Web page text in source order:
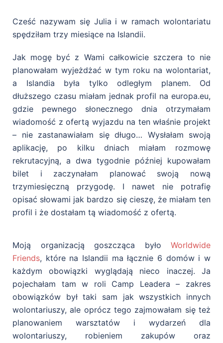
Cześć nazywam się Julia i w ramach wolontariatu
spędziłam trzy miesiące na Islandii.
Jak mogę być z Wami całkowicie szczera to nie
planowałam wyjeżdżać w tym roku na wolontariat,
a Islandia była tylko odległym planem. Od
dłuższego czasu miałam jednak profil na europa.eu,
gdzie pewnego słonecznego dnia otrzymałam
wiadomość z ofertą wyjazdu na ten właśnie projekt
– nie zastanawiałam się długo… Wysłałam swoją
aplikację, po kilku dniach miałam rozmowę
rekrutacyjną, a dwa tygodnie później kupowałam
bilet i zaczynałam planować swoją nową
trzymiesięczną przygodę. I nawet nie potrafię
opisać słowami jak bardzo się cieszę, że miałam ten
profil i że dostałam tą wiadomość z ofertą.
Moją organizacją goszcząca było Worldwide
Friends, które na Islandii ma łącznie 6 domów i w
każdym obowiązki wyglądają nieco inaczej. Ja
pojechałam tam w roli Camp Leadera – zakres
obowiązków był taki sam jak wszystkich innych
wolontariuszy, ale oprócz tego zajmowałam się też
planowaniem warsztatów i wydarzeń dla
wolontariuszy, robieniem zakupów oraz